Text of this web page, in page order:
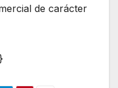
de carácter